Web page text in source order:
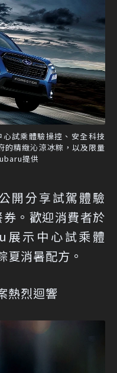
試乘體驗操控、安全科技
的精緻沁涼冰粽，以及限量
提供
開分享試駕體驗
。歡迎消費者於
展示中心試乘體
消暑配方。
熱烈迴響